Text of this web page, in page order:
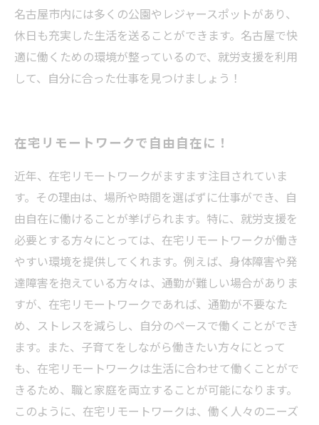
名古屋市内には多くの公園やレジャースポットがあり、
休日も充実した生活を送ることができます。名古屋で快
適に働くための環境が整っているので、就労支援を利用
して、自分に合った仕事を見つけましょう！
在宅リモートワークで自由自在に！
近年、在宅リモートワークがますます注目されていま
す。その理由は、場所や時間を選ばずに仕事ができ、自
由自在に働けることが挙げられます。特に、就労支援を
必要とする方々にとっては、在宅リモートワークが働き
やすい環境を提供してくれます。例えば、身体障害や発
達障害を抱えている方々は、通勤が難しい場合がありま
すが、在宅リモートワークであれば、通勤が不要なた
め、ストレスを減らし、自分のペースで働くことができ
ます。また、子育てをしながら働きたい方々にとって
も、在宅リモートワークは生活に合わせて働くことがで
きるため、職と家庭を両立することが可能になります。
このように、在宅リモートワークは、働く人々のニーズ